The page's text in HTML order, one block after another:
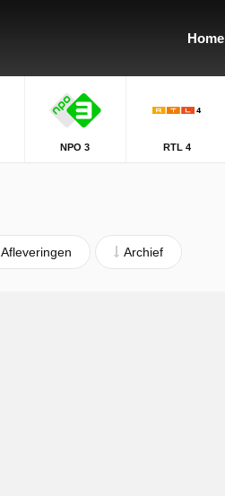
Home
NPO 3 RTL 4
Afleveringen Archief